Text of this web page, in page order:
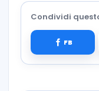
Condividi